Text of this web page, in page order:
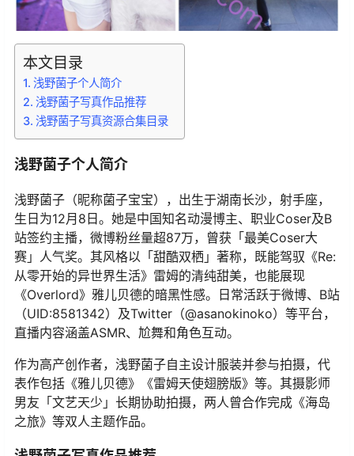
本文目录
浅野菌子个人简介
浅野菌子写真作品推荐
浅野菌子写真资源合集目录
浅野菌子个人简介
浅野菌子（昵称菌子宝宝），出生于湖南长沙，射手座，
生日为12月8日。她是中国知名动漫博主、职业Coser及B
站签约主播，微博粉丝量超87万，曾获「最美Coser大
赛」人气奖。其风格以「甜酷双栖」著称，既能驾驭《Re:
从零开始的异世界生活》雷姆的清纯甜美，也能展现
《Overlord》雅儿贝德的暗黑性感。日常活跃于微博、B站
（UID:8581342）及Twitter（@asanokinoko）等平台，
直播内容涵盖ASMR、尬舞和角色互动。
作为高产创作者，浅野菌子自主设计服装并参与拍摄，代
表作包括《雅儿贝德》《雷姆天使翅膀版》等。其摄影师
男友「文艺天少」长期协助拍摄，两人曾合作完成《海岛
之旅》等双人主题作品。